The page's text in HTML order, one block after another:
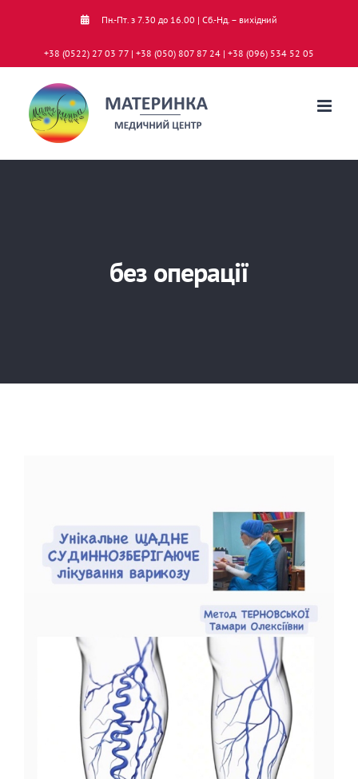
Пн.-Пт. з 7.30 до 16.00 | Сб.-Нд. – вихідний
+38 (0522) 27 03 77 | +38 (050) 807 87 24 | +38 (096) 534 52 05
без операції